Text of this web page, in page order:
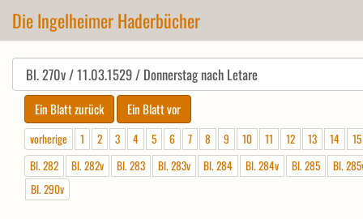
Die Ingelheimer Haderbücher
vorherige 1 2 3 4 5 6 7 8 9 10 11 12 13 14
15
Bl. 282
Bl. 282v Bl. 283 Bl. 283v Bl. 284 Bl. 284v Bl. 285
Bl.
Bl. 290v